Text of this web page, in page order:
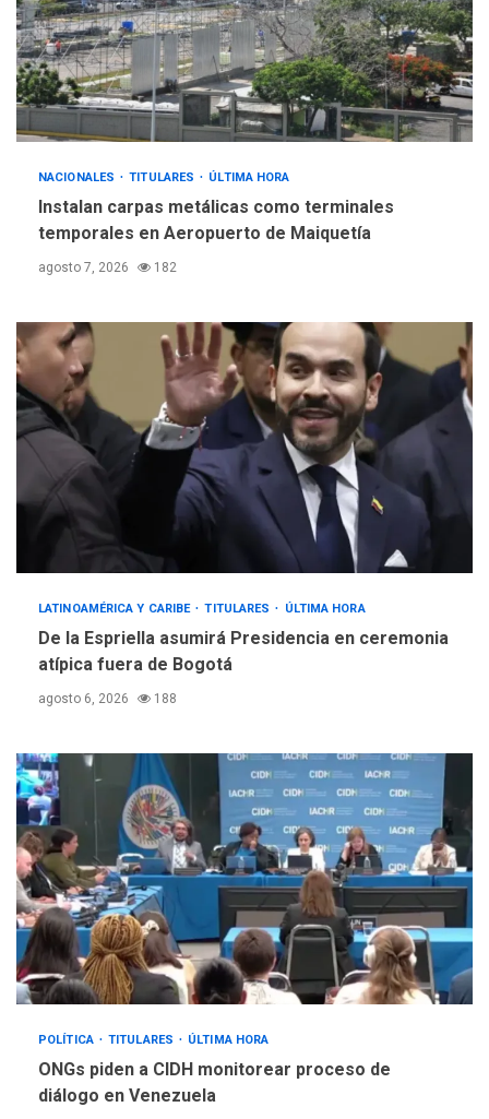
INTERNACIONALES ÚLTIMA HORA
Hiroshima 81 años de la
debacle atómica. Japón
debate principios no
nucleares
NACIONALES TITULARES ÚLTIMA HORA
Instalan carpas metálicas como terminales
temporales en Aeropuerto de Maiquetía
agosto 7, 2026 182
LATINOAMÉRICA Y CARIBE TITULARES ÚLTIMA HORA
De la Espriella asumirá Presidencia en ceremonia
atípica fuera de Bogotá
agosto 6, 2026 188
POLÍTICA TITULARES ÚLTIMA HORA
ONGs piden a CIDH monitorear proceso de
diálogo en Venezuela